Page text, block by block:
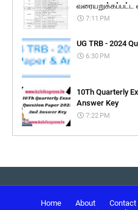
வரையறுக்கப்பட்ட
7:11 PM
UG TRB - 2024
6:30 PM
10Th Quarterly
Answer Key
7:22 PM
Home About Contact